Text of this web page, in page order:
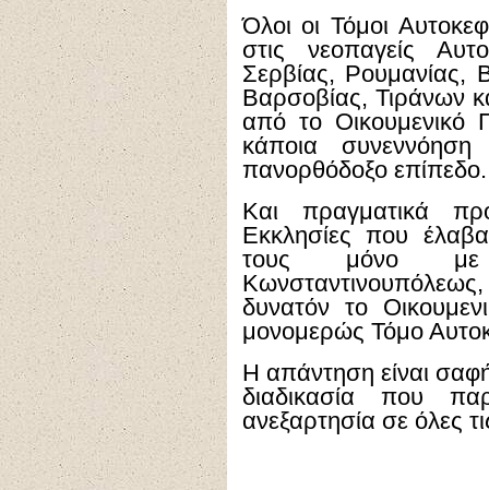
Όλοι οι Τόμοι
στις νεοπαγείς
Σερβίας, Ρουμανίας,
Βαρσοβίας, Τιράνων
από το Οικουμενικό
κάποια
πανορθόδοξο επίπεδο.
Και πραγματικά
Εκκλησίες που
τους μόνο
Κωνσταντινουπόλεως,
δυνατόν το
μονομερώς Τόμο
Η απάντηση είναι
διαδικασία που
ανεξαρτησία σε όλες